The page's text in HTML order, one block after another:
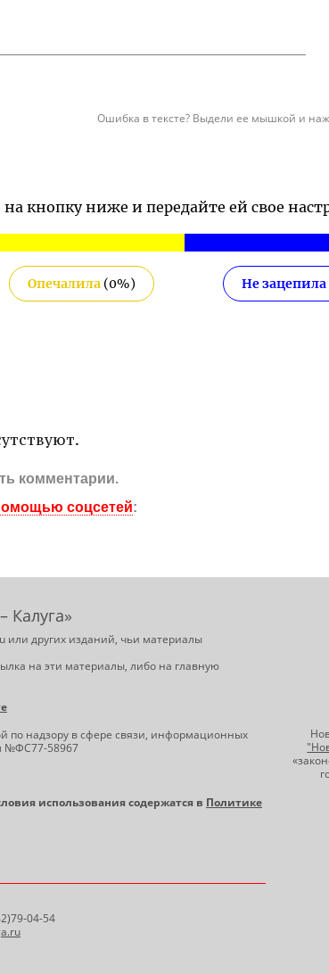
Ошибка в тексте? Выдели ее мышкой и
кнопку ниже и передайте ей свое
Опечалила(0%) Не зацепила
комментарии.
соцсетей:
Калуга»
или других изданий, чьи материалы
на эти материалы, либо на главную
по надзору в сфере связи, информационных
№ФС77-58967
использования содержатся в Политике
04-54